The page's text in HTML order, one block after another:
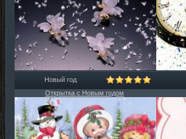
Новый год
Открытка с Новым годом